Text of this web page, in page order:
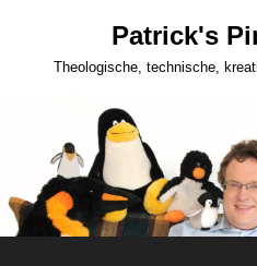
Patrick's
Theologische, technische,